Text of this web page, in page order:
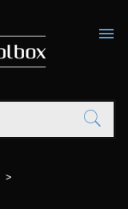
